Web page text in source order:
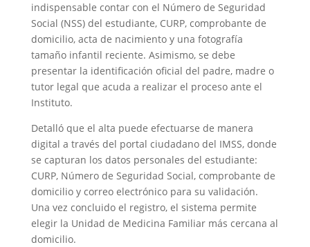
indispensable contar con el Número de Seguridad
Social (NSS) del estudiante, CURP, comprobante de
domicilio, acta de nacimiento y una fotografía
tamaño infantil reciente. Asimismo, se debe
presentar la identificación oficial del padre, madre o
tutor legal que acuda a realizar el proceso ante el
Instituto.
Detalló que el alta puede efectuarse de manera
digital a través del portal ciudadano del IMSS, donde
se capturan los datos personales del estudiante:
CURP, Número de Seguridad Social, comprobante de
domicilio y correo electrónico para su validación.
Una vez concluido el registro, el sistema permite
elegir la Unidad de Medicina Familiar más cercana al
domicilio.